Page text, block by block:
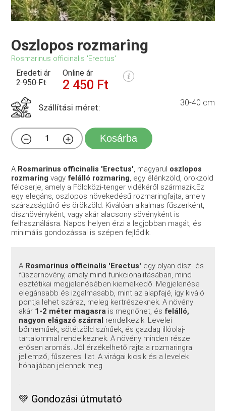
Oszlopos rozmaring
Rosmarinus officinalis 'Erectus'
Eredeti ár
2 950 Ft
Online ár
2 450 Ft
Szállítási méret: 30-40 cm
Kosárba
A Rosmarinus officinalis 'Erectus', magyarul oszlopos
rozmaring vagy felálló rozmaring, egy élénkzöld, örökzöld
félcserje, amely a Földközi-tenger vidékéről származik.Ez
egy elegáns, oszlopos növekedésű rozmaringfajta, amely
szárazságtűrő és örökzöld. Kiválóan alkalmas fűszerként,
dísznövényként, vagy akár alacsony sövényként is
felhasználásra. Napos helyen érzi a legjobban magát, és
minimális gondozással is szépen fejlődik.
A Rosmarinus officinalis 'Erectus' egy olyan dísz- és
fűszernövény, amely mind funkcionalitásában, mind
esztétikai megjelenésében kiemelkedő. Megjelenése
elegánsabb és izgalmasabb, mint az alapfajé, így kiváló
pontja lehet száraz, meleg kertrészeknek. A növény
akár 1-2 méter magasra is megnőhet, és felálló,
nagyon elágazó szárral rendelkezik. Levelei
bőrneműek, sötétzöld színűek, és gazdag illóolaj-
tartalommal rendelkeznek. A növény minden része
erősen aromás. Jól érzékelhető rajta a rozmaringra
jellemző, fűszeres illat. A virágai kicsik és a levelek
hónaljában jelennek meg
.
💚 Gondozási útmutató